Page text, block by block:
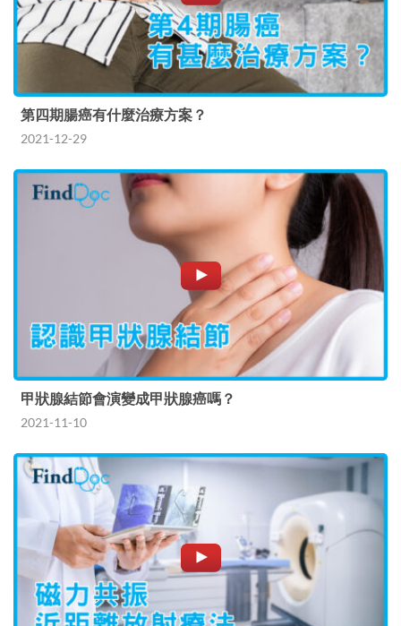
第四期腸癌有什麼治療方案？
2021-12-29
甲狀腺結節會演變成甲狀腺癌嗎？
2021-11-10